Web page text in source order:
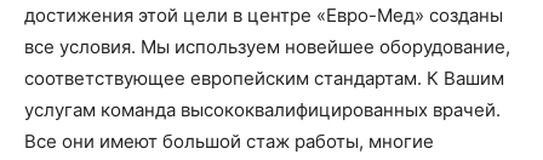
достижения этой цели в центре «Евро-Мед» созданы
все условия. Мы используем новейшее оборудование,
соответствующее европейским стандартам. К Вашим
услугам команда высококвалифицированных врачей.
Все они имеют большой стаж работы, многие